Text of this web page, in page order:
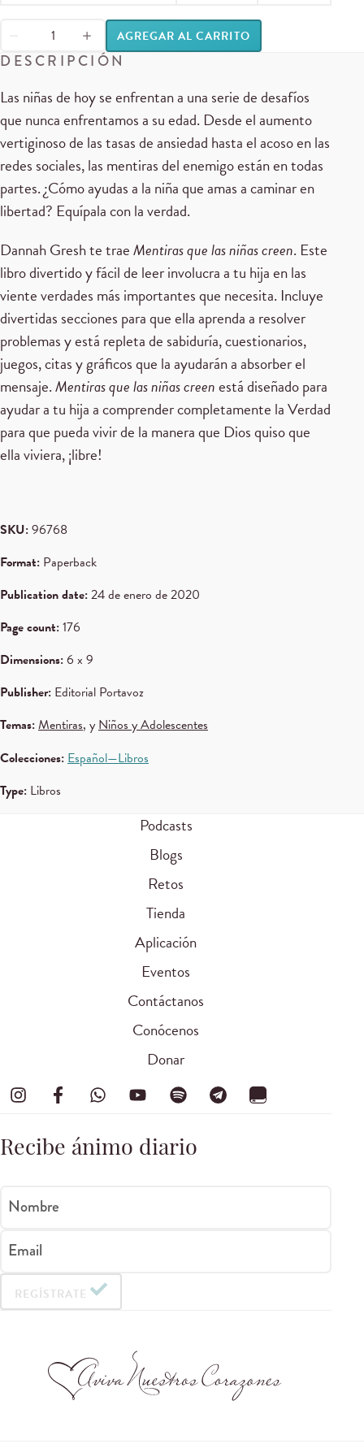
AGREGAR AL CARRITO
DESCRIPCIÓN
Las niñas de hoy se enfrentan a una serie de desafíos
que nunca enfrentamos a su edad. Desde el aumento
vertiginoso de las tasas de ansiedad hasta el acoso en las
redes sociales, las mentiras del enemigo están en todas
partes. ¿Cómo ayudas a la niña que amas a caminar en
libertad? Equípala con la verdad.
Dannah Gresh te traeMentiras que las niñas creen. Este
libro divertido y fácil de leer involucra a tu hija en las
viente verdades más importantes que necesita. Incluye
divertidas secciones para que ella aprenda a resolver
problemas y está repleta de sabiduría, cuestionarios,
juegos, citas y gráficos que la ayudarán a absorber el
mensaje.Mentiras que las niñas creenestá diseñado para
ayudar a tu hija a comprender completamente la Verdad
para que pueda vivir de la manera que Dios quiso que
ella viviera, ¡libre!
SKU:96768
Format: Paperback
Publication date:24 de enero de 2020
Page count:176
Dimensions:6 x 9
Publisher: Editorial Portavoz
Temas:Mentiras, yNiños y Adolescentes
Colecciones:Español—Libros
Type: Libros
Podcasts
Blogs
Retos
Tienda
Aplicación
Eventos
Contáctanos
Conócenos
Donar
Recibe ánimo diario
Nombre
Email
REGÍSTRATE